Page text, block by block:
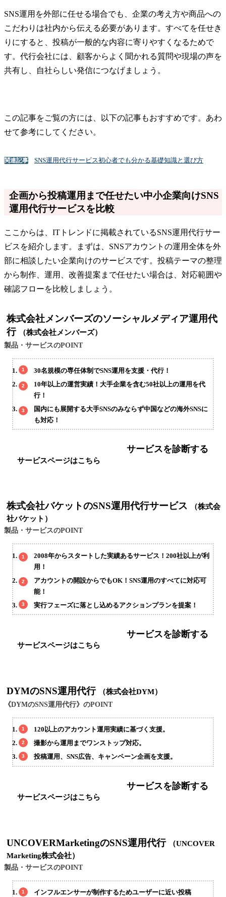
SNS運用を外部に任せる場合でも、企業の考え方や商品への
こだわりは社内から伝える必要があります。すべてを任せき
りにすると、投稿が一般的な内容に寄りやすくなるためで
す。代行会社には、顧客からよく聞かれる質問や現場の声を
共有し、自社らしい発信につなげましょう。
この記事をご覧の方には、以下の記事もおすすめです。あわ
せて参考にしてください。
関連記事 SNS運用代行サービス初心者でも分かる基礎知識と選び方
企画から投稿運用まで任せたい中小企業向けSNS
運用代行サービスを比較
ここからは、ITトレンドに掲載されているSNS運用代行サー
ビスを紹介します。まずは、SNSアカウントの運用全体を外
部に相談したい企業向けのサービスです。投稿テーマの整理
から制作、運用、改善提案まで任せたい場合は、対応範囲や
確認フローを比較しましょう。
株式会社メンバーズのソーシャルメディア運用代
行
（株式会社メンバーズ）
製品・サービスのPOINT
30名規模の専任体制でSNS運用を支援・代行！
10年以上の運営実績！大手企業を含む50社以上の運用を代
行！
国内にも展開する大手SNSのみならず中国などの海外SNSに
も対応！
サービスページはこちら
サービスを診断する
株式会社バケットのSNS運用代行サービス
（株式会
社バケット）
製品・サービスのPOINT
2008年からスタートした実績あるサービス！200社以上が利
用！
アカウントの開設からでもOK！SNS運用のすべてに対応可
能！
実行フェーズに落とし込めるアクションプランを提案！
サービスページはこちら
サービスを診断する
DYMのSNS運用代行 （株式会社DYM）
《DYMのSNS運用代行》のPOINT
120以上のアカウント運用実績に基づく支援。
撮影から運用までワンストップ対応。
投稿運用、SNS広告、キャンペーン企画を支援。
サービスページはこちら
サービスを診断する
UNCOVERMarketingのSNS運用代行
（UNCOVER
Marketing株式会社）
製品・サービスのPOINT
インフルエンサーが制作するためユーザーに近い投稿